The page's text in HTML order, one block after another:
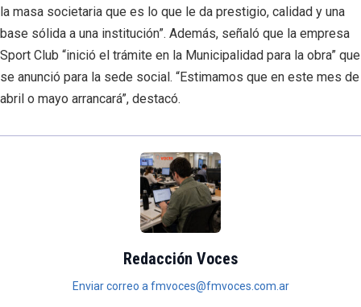
la masa societaria que es lo que le da prestigio, calidad y una
base sólida a una institución”. Además, señaló que la empresa
Sport Club “inició el trámite en la Municipalidad para la obra” que
se anunció para la sede social. “Estimamos que en este mes de
abril o mayo arrancará”, destacó.
Redacción Voces
Enviar correo a fmvoces@fmvoces.com.ar